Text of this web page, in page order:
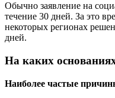
Обычно заявление на
течение 30 дней. За это
некоторых регионах
дней.
На каких
Наиболее частые